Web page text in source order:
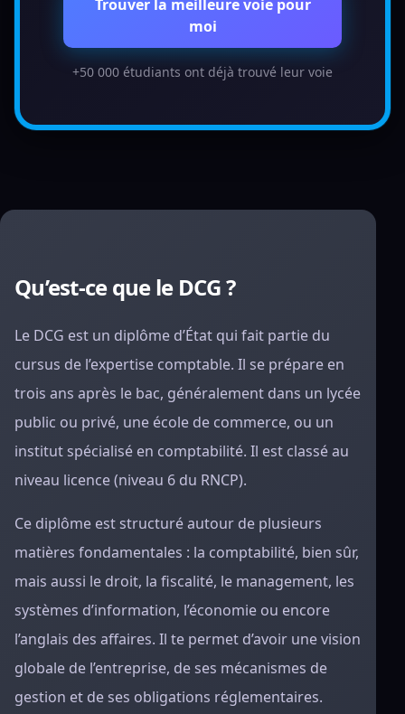
Trouver la meilleure voie pour
moi
+50 000 étudiants ont déjà trouvé leur voie
Qu’est-ce que le DCG ?
Le DCG est un diplôme d’État qui fait partie du
cursus de l’expertise comptable. Il se prépare en
trois ans après le bac, généralement dans un lycée
public ou privé, une école de commerce, ou un
institut spécialisé en comptabilité. Il est classé au
niveau licence (niveau 6 du RNCP).
Ce diplôme est structuré autour de plusieurs
matières fondamentales : la comptabilité, bien sûr,
mais aussi le droit, la fiscalité, le management, les
systèmes d’information, l’économie ou encore
l’anglais des affaires. Il te permet d’avoir une vision
globale de l’entreprise, de ses mécanismes de
gestion et de ses obligations réglementaires.